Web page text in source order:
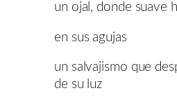
un ojal, donde suave
en sus agujas
un salvajismo que
de su luz